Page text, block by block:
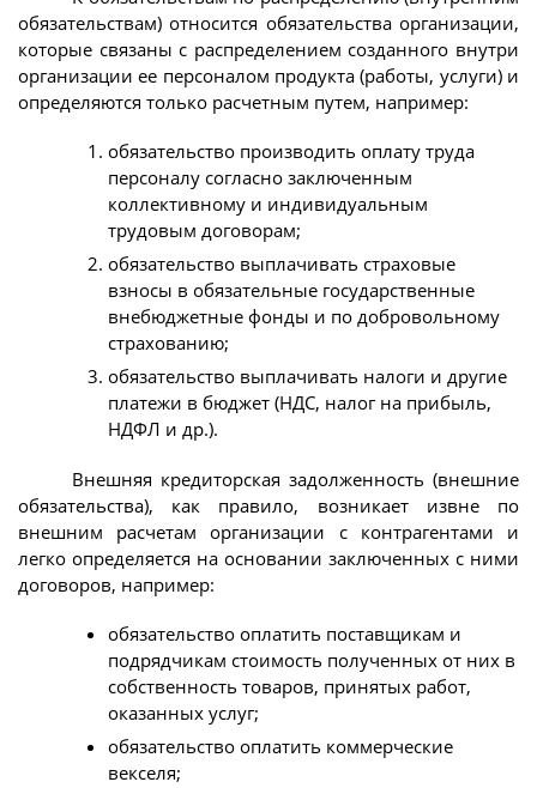
обязательствам) относится обязательства организации,
которые связаны с распределением созданного внутри
организации ее персоналом продукта (работы, услуги) и
определяются только расчетным путем, например:
обязательство производить оплату труда
персоналу согласно заключенным
коллективному и индивидуальным
трудовым договорам;
обязательство выплачивать страховые
взносы в обязательные государственные
внебюджетные фонды и по добровольному
страхованию;
обязательство выплачивать налоги и другие
платежи в бюджет (НДС, налог на прибыль,
НДФЛ и др.).
Внешняя кредиторская задолженность (внешние
обязательства), как правило, возникает извне по
внешним расчетам организации с контрагентами и
легко определяется на основании заключенных с ними
договоров, например:
обязательство оплатить поставщикам и
подрядчикам стоимость полученных от них в
собственность товаров, принятых работ,
оказанных услуг;
обязательство оплатить коммерческие
векселя;